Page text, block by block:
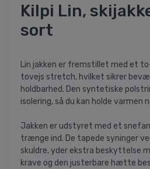
Kilpi Lin,
sort
Lin jakken er fremstillet med et
tovejs stretch, hvilket sikrer
holdbarhed. Den syntetiske
isolering, så du kan holde varmen
Jakken er udstyret med et
trænge ind. De tapede syninger
skuldre, yder ekstra beskyttelse
krave og den justerbare hætte